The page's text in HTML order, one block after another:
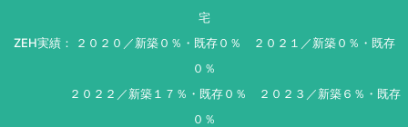
宅
ZEH実績： ２０２０／新築０％・既存０％ ２０２１／新築０％・既存
０％
２０２２／新築１７％・既存０％ ２０２３／新築６％・既存
０％